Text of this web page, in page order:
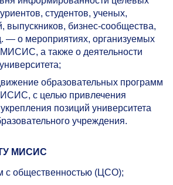
студентов, ученых,
выпускников, бизнес-сообщества,
— о мероприятиях, организуемых
МИСИС, а также о деятельности
образовательных программ
с целью привлечения
позиций университета
учреждения.
МИСИС
с общественностью (ЦСО);